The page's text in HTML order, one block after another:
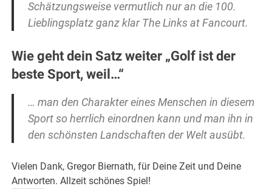
Schätzungsweise vermutlich nur an die 100.
Lieblingsplatz ganz klar The Links at Fancourt.
Wie geht dein Satz weiter „Golf ist der
beste Sport, weil…“
… man den Charakter eines Menschen in diesem
Sport so herrlich einordnen kann und man ihn in
den schönsten Landschaften der Welt ausübt.
Vielen Dank, Gregor Biernath, für Deine Zeit und Deine
Antworten. Allzeit schönes Spiel!